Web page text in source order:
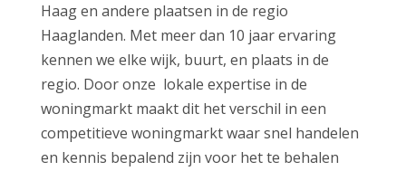
Haag en andere plaatsen in de regio
Haaglanden. Met meer dan 10 jaar ervaring
kennen we elke wijk, buurt, en plaats in de
regio. Door onze lokale expertise in de
woningmarkt maakt dit het verschil in een
competitieve woningmarkt waar snel handelen
en kennis bepalend zijn voor het te behalen